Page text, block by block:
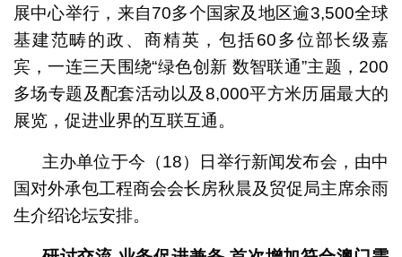
展中心举行，来自70多个国家及地区逾3,500全球
基建范畴的政、商精英，包括60多位部长级嘉
宾，一连三天围绕“绿色创新 数智联通”主题，200
多场专题及配套活动以及8,000平方米历届最大的
展览，促进业界的互联互通。
主办单位于今（18）日举行新闻发布会，由中
国对外承包工程商会会长房秋晨及贸促局主席余雨
生介绍论坛安排。